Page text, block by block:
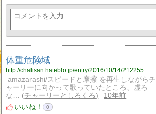
体重危険域
http://chalisan.hateblo.jp/entry/2016/10/14/212255
amazarashi/スピードと摩擦 を再生しながらチ
ャーリーに向かって歌っていたところ、虚ろ
な…
チャーリーとしろくろ
10年前
いいね！
0